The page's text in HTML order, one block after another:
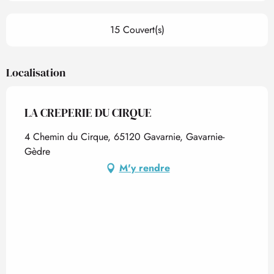
15 Couvert(s)
Localisation
LA CREPERIE DU CIRQUE
4 Chemin du Cirque, 65120 Gavarnie, Gavarnie-
Gèdre
M'y rendre